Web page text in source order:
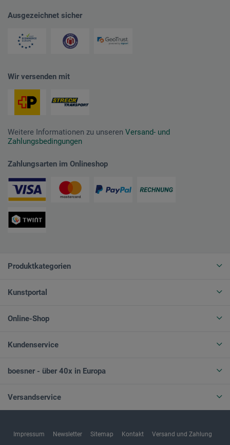
Ausgezeichnet sicher
Wir versenden mit
Weitere Informationen zu unseren Versand- und
Zahlungsbedingungen
Zahlungsarten im Onlineshop
Produktkategorien
Kunstportal
Online-Shop
Kundenservice
boesner - über 40x in Europa
Versandservice
Impressum Newsletter Sitemap Kontakt Versand und Zahlung